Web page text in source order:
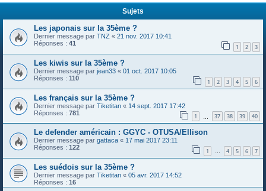
Sujets
Les japonais sur la 35ème ?
Dernier message par TNZ « 21 nov. 2017 10:41
Réponses : 41 1 2 3
Les kiwis sur la 35ème ?
Dernier message par jean33 « 01 oct. 2017 10:05
Réponses : 110 1 2 3 4 5 6
Les français sur la 35ème ?
Dernier message par Tiketitan « 14 sept. 2017 17:42
Réponses : 781 1 37 38 39 40
Le defender américain : GGYC - OTUSA/Ellison
Dernier message par gattaca « 17 mai 2017 23:11
Réponses : 122 1 … 4 5 6 7
Les suédois sur la 35ème ?
Dernier message par Tiketitan « 05 avr. 2017 14:52
Réponses : 16